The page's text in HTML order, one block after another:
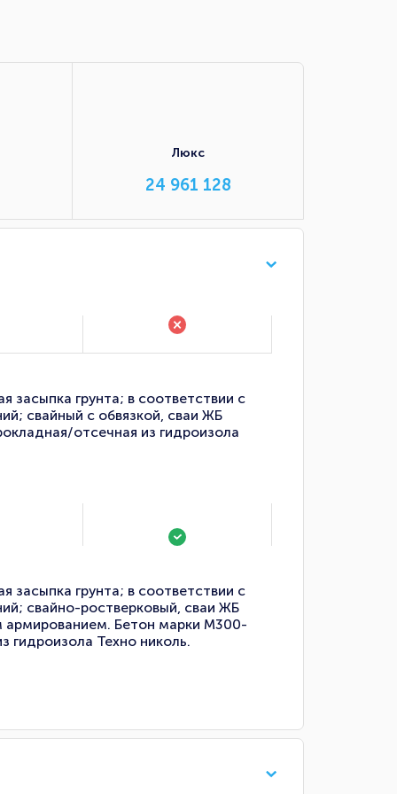
Люкс
24 961 128
засыпка грунта; в соответствии с
свайный с обвязкой, сваи ЖБ
отсечная из гидроизола
засыпка грунта; в соответствии с
свайно-ростверковый, сваи ЖБ
Бетон марки М300-
гидроизола Техно николь.